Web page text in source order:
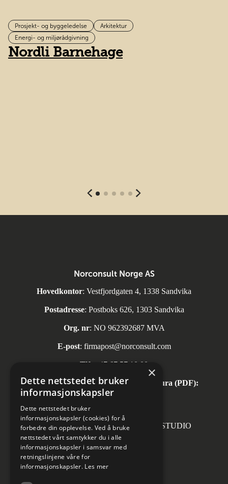
Prosjekt- og byggeledelse
Arkitektur
Energi- og miljørådgivning
Nordli Barnehage
Norconsult Norge AS
Hovedkontor: Vestfjordgaten 4, 1338 Sandvika
Postadresse: Postboks 626, 1303 Sandvika
Org. nr: NO 962392687 MVA
E-post: firmapost@norconsult.com
Tlf: +47 67 57 10 00
Automatisk mottak av inngående faktura (PDF):
invoice.no@norconsult.com
Forsidefoto: RASMUS HJORTSHOJ STUDIO
×
Dette nettstedet bruker
informasjonskapsler
Dette nettstedet bruker
informasjonskapsler (cookies) for å
forbedre din opplevelse. Ved å bruke
nettstedet vårt samtykker du i alle
informasjonskapsler i samsvar med
retningslinjene våre for
informasjonskapsler. Les mer